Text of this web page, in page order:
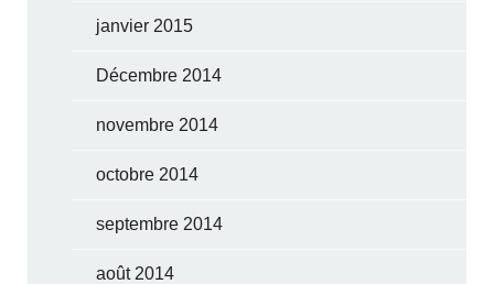
janvier 2015
Décembre 2014
novembre 2014
octobre 2014
septembre 2014
août 2014